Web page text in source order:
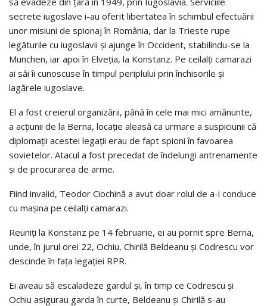
secrete iugoslave i-au oferit libertatea în schimbul efectuării
unor misiuni de spionaj în România, dar la Trieste rupe
legăturile cu iugoslavii și ajunge în Occident, stabilindu-se la
Munchen, iar apoi în Elveția, la Konstanz. Pe ceilalți camarazi
ai săi îi cunoscuse în timpul periplului prin închisorile și
lagărele iugoslave.
El a fost creierul organizării, până în cele mai mici amănunte,
a acțiunii de la Berna, locație aleasă ca urmare a suspiciunii că
diplomații acestei legații erau de fapt spioni în favoarea
sovietelor. Atacul a fost precedat de îndelungi antrenamente
și de procurarea de arme.
Fiind invalid, Teodor Ciochină a avut doar rolul de a-i conduce
cu mașina pe ceilalți camarazi.
Reuniți la Konstanz pe 14 februarie, ei au pornit spre Berna,
unde, în jurul orei 22, Ochiu, Chirilă Beldeanu și Codrescu vor
descinde în fața legației RPR.
Ei aveau să escaladeze gardul și, în timp ce Codrescu și
Ochiu asigurau garda în curte, Beldeanu și Chirilă s-au